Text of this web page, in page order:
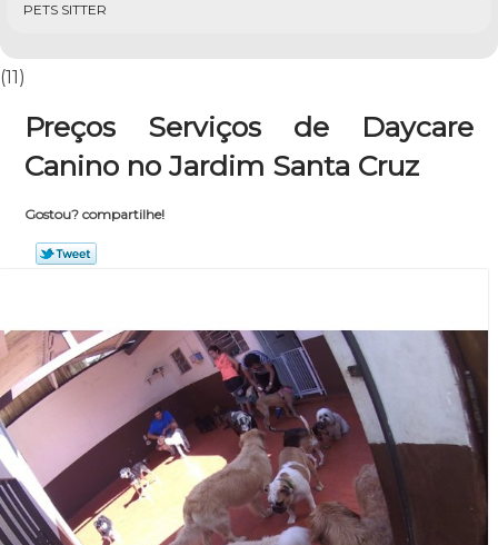
PETS SITTER
(11)
Preços Serviços de Daycare
Canino no Jardim Santa Cruz
Gostou? compartilhe!